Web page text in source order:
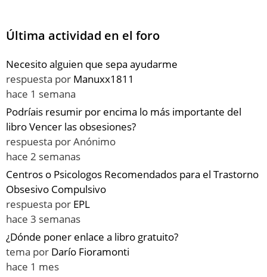
Última actividad en el foro
Necesito alguien que sepa ayudarme
respuesta por Manuxx1811
hace 1 semana
Podríais resumir por encima lo más importante del
libro Vencer las obsesiones?
respuesta porAnónimo
hace 2 semanas
Centros o Psicologos Recomendados para el Trastorno
Obsesivo Compulsivo
respuesta por EPL
hace 3 semanas
¿Dónde poner enlace a libro gratuito?
tema por Darío Fioramonti
hace 1 mes